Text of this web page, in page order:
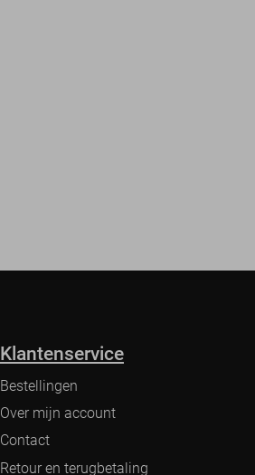
Klantenservice
Bestellingen
Over mijn account
Contact
Retour en terugbetaling